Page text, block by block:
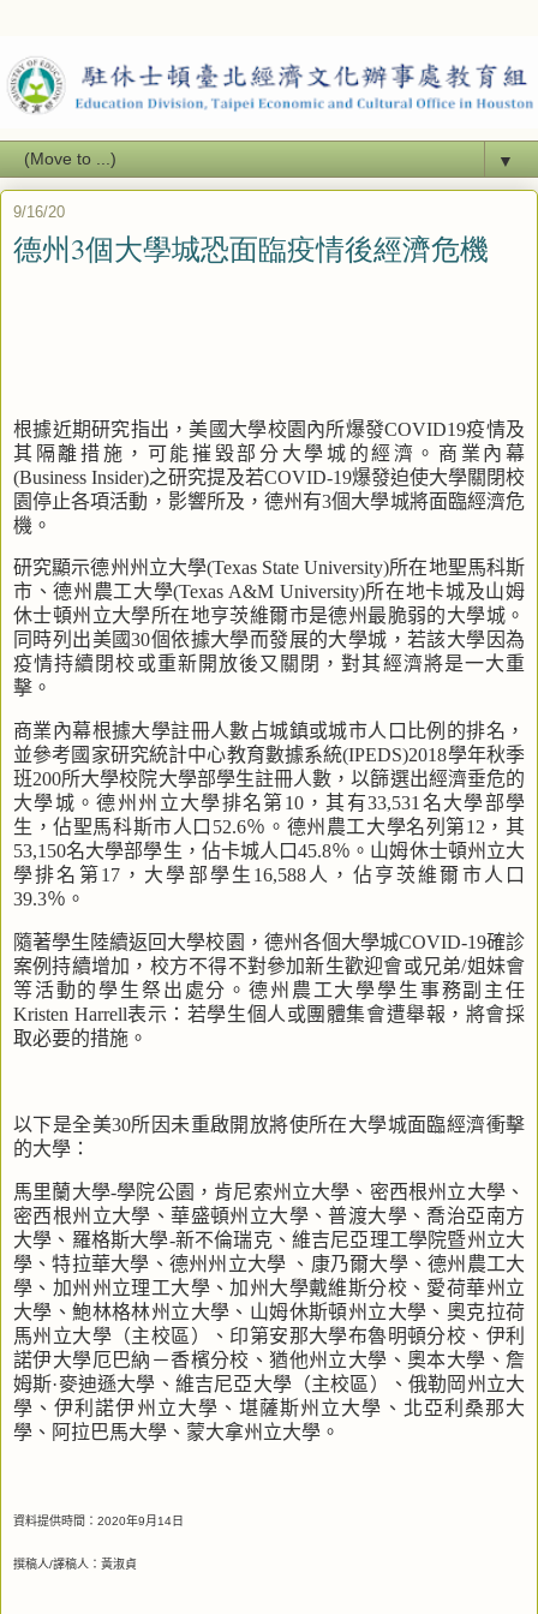
▼
9/16/20
德州3個大學城恐面臨疫情後經濟危機
根據近期研究指出，美國大學校園內所爆發COVID19疫情及
其隔離措施，可能摧毀部分大學城的經濟。商業內幕
(Business Insider)之研究提及若COVID-19爆發迫使大學關閉校
園停止各項活動，影響所及，德州有3個大學城將面臨經濟危
機。
研究顯示德州州立大學(Texas State University)所在地聖馬科斯
市、德州農工大學(Texas A&M University)所在地卡城及山姆
休士頓州立大學所在地亨茨維爾市是德州最脆弱的大學城。
同時列出美國30個依據大學而發展的大學城，若該大學因為
疫情持續閉校或重新開放後又關閉，對其經濟將是一大重
擊。
商業內幕根據大學註冊人數占城鎮或城市人口比例的排名，
並參考國家研究統計中心教育數據系統(IPEDS)2018學年秋季
班200所大學校院大學部學生註冊人數 ，以篩選出經濟垂危的
大學城。德州州立大學排名第 10，其有33,531 名大學部學
生，佔聖馬科斯市人口 52.6％。德州農工大學名列第12 ，其
53,150名大學部學生，佔卡城人口45.8％。山姆休士頓州立大
學排名第 17，大學部學生 16,588 人，佔亨茨維爾市人口
39.3％。
隨著學生陸續返回大學校園，德州各個大學城COVID-19確診
案例持續增加，校方不得不對參加新生歡迎會或兄弟/姐妹會
等活動的學生祭出處分。德州農工大學學生事務副主任
Kristen Harrell表示：若學生個人或團體集會遭舉報，將會採
取必要的措施。
以下是全美30所因未重啟開放將使所在大學城面臨經濟衝擊
的大學：
馬里蘭大學-學院公園，肯尼索州立大學、密西根州立大學、
密西根州立大學、華盛頓州立大學、普渡大學、喬治亞南方
大學、羅格斯大學-新不倫瑞克、維吉尼亞理工學院暨州立大
學、特拉華大學、德州州立大學 、康乃爾大學、德州農工大
學、加州州立理工大學、加州大學戴維斯分校、愛荷華州立
大學、鮑林格林州立大學、山姆休斯頓州立大學、奧克拉荷
馬州立大學（主校區）、印第安那大學布魯明頓分校、伊利
諾伊大學厄巴納－香檳分校、猶他州立大學、奧本大學、詹
姆斯·麥迪遜大學、維吉尼亞大學（主校區）、俄勒岡州立大
學、伊利諾伊州立大學、堪薩斯州立大學、北亞利桑那大
學、阿拉巴馬大學、蒙大拿州立大學。
資料提供時間： 2020年9月14日
撰稿人/譯稿人：黃淑貞